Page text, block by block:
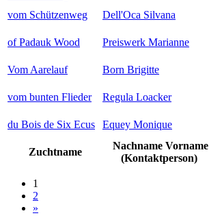
vom Schützenweg
Dell'Oca Silvana
of Padauk Wood
Preiswerk Marianne
Vom Aarelauf
Born Brigitte
vom bunten Flieder
Regula Loacker
du Bois de Six Ecus
Equey Monique
Zuchtname
Nachname Vorname
(Kontaktperson)
1
2
»